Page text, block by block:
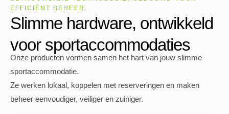
EFFICIËNT BEHEER.
Slimme hardware, ontwikkeld
voor sportaccommodaties
Onze producten vormen samen het hart van jouw slimme
sportaccommodatie.
Ze werken lokaal, koppelen met reserveringen en maken
beheer eenvoudiger, veiliger en zuiniger.